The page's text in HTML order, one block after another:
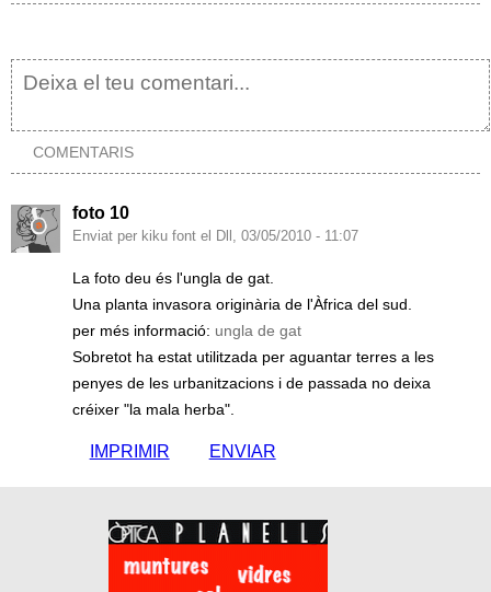
COMENTARIS
foto 10
Enviat per kiku font el Dll, 03/05/2010 - 11:07
La foto deu és l'ungla de gat.
Una planta invasora originària de l'Àfrica del sud.
per més informació: ungla de gat
Sobretot ha estat utilitzada per aguantar terres a les
penyes de les urbanitzacions i de passada no deixa
créixer "la mala herba".
IMPRIMIR ENVIAR